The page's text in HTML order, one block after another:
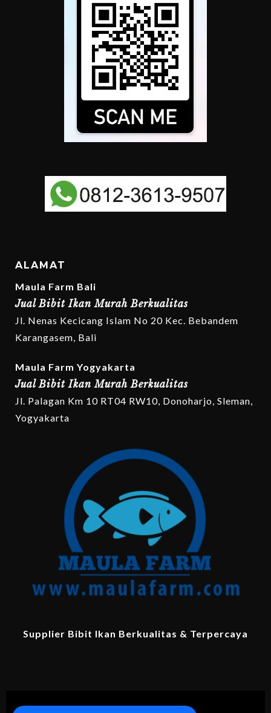
ALAMAT
Maula Farm Bali
Jual Bibit Ikan Murah Berkualitas
Jl. Nenas Kecicang Islam No 20 Kec. Bebandem
Karangasem, Bali
Maula Farm Yogyakarta
Jual Bibit Ikan Murah Berkualitas
Jl. Palagan Km 10 RT04 RW10, Donoharjo, Sleman,
Yogyakarta
Supplier Bibit Ikan Berkualitas & Terpercaya